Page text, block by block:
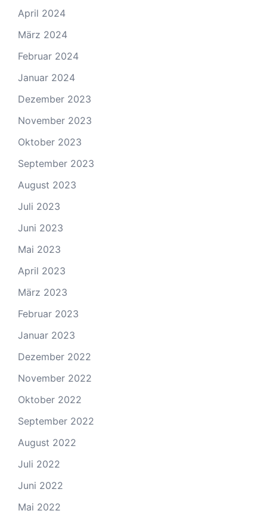
April 2024
März 2024
Februar 2024
Januar 2024
Dezember 2023
November 2023
Oktober 2023
September 2023
August 2023
Juli 2023
Juni 2023
Mai 2023
April 2023
März 2023
Februar 2023
Januar 2023
Dezember 2022
November 2022
Oktober 2022
September 2022
August 2022
Juli 2022
Juni 2022
Mai 2022